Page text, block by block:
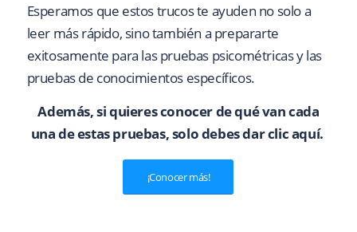
Esperamos que estos trucos te ayuden no solo a
leer más rápido, sino también a prepararte
exitosamente para las pruebas psicométricas y las
pruebas de conocimientos específicos.
Además, si quieres conocer de qué van cada
una de estas pruebas, solo debes dar clic aquí.
¡Conocer más!